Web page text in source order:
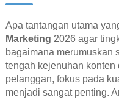
Apa tantangan utama
Marketing 2026 agar
bagaimana merumuskan
tengah kejenuhan
pelanggan, fokus pada
menjadi sangat penting.